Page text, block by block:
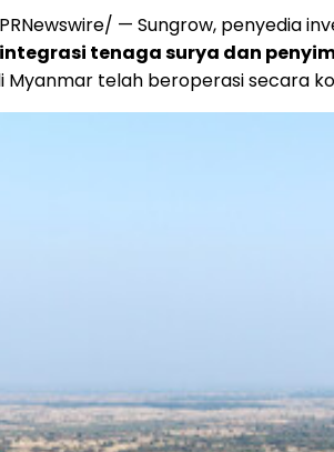
— Sungrow, penyedia
tenaga surya dan
Myanmar telah beroperasi secara